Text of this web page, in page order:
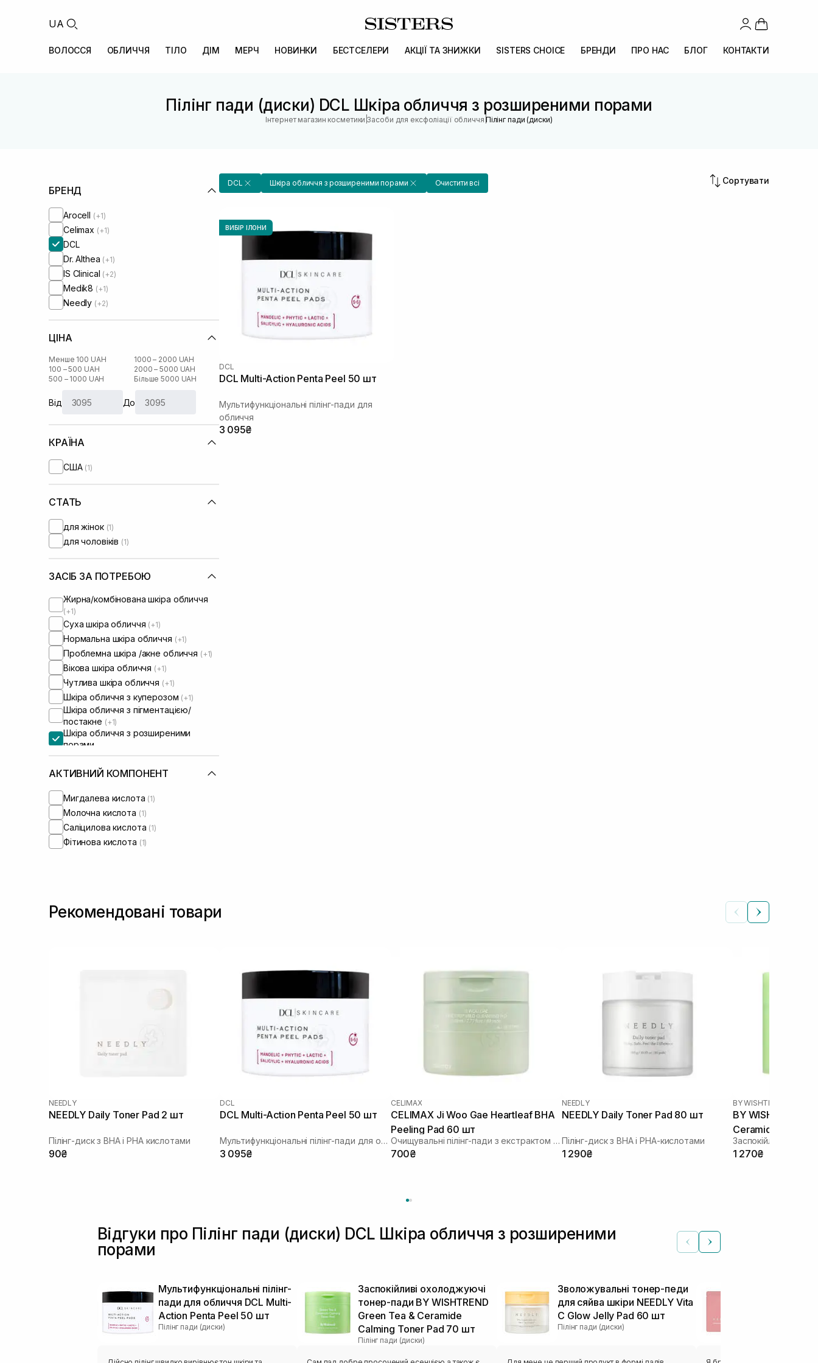
UA
ВОЛОССЯ ОБЛИЧЧЯ ТІЛО ДІМ МЕРЧ НОВИНКИ БЕСТСЕЛЕРИ АКЦІЇ ТА ЗНИЖКИ SISTERS CHOICE БРЕНДИ ПРО НАС БЛОГ КОНТАКТИ
Пілінг пади (диски) DCL Шкіра обличчя з розширеними порами
Інтернет магазин косметики |Засоби для ексфоліації обличчя |Пілінг пади (диски)
БРЕНД
Arocell (+1)
Celimax (+1)
DCL
Dr. Althea (+1)
IS Clinical (+2)
Medik8 (+1)
Needly (+2)
ЦІНА
Менше 100 UAH
100 – 500 UAH
500 – 1000 UAH
1000 – 2000 UAH
2000 – 5000 UAH
Більше 5000 UAH
Від До
КРАЇНА
США (1)
СТАТЬ
для жінок (1)
для чоловіків (1)
ЗАСІБ ЗА ПОТРЕБОЮ
Жирна/комбінована шкіра обличчя
(+1)
Суха шкіра обличчя (+1)
Нормальна шкіра обличчя (+1)
Проблемна шкіра /акне обличчя (+1)
Вікова шкіра обличчя (+1)
Чутлива шкіра обличчя (+1)
Шкіра обличчя з куперозом (+1)
Шкіра обличчя з пігментацією/
постакне (+1)
Шкіра обличчя з розширеними
порами
АКТИВНИЙ КОМПОНЕНТ
Мигдалева кислота (1)
Молочна кислота (1)
Саліцилова кислота (1)
Фітинова кислота (1)
DCL Шкіра обличчя з розширеними порами Очистити всі Сортувати
ВИБІР ІЛОНИ
DCL
DCL Multi-Action Penta Peel 50 шт
Мультифункціональні пілінг-пади для
обличчя
3 095₴
Рекомендовані товари
NEEDLY
NEEDLY Daily Toner Pad 2 шт
Пілінг-диск з BHA і PHA кислотами
90₴
DCL
DCL Multi-Action Penta Peel 50 шт
Мультифункціональні пілінг-пади для обличчя
3 095₴
CELIMAX
CELIMAX Ji Woo Gae Heartleaf BHA
Peeling Pad 60 шт
Очищувальні пілінг-пади з екстрактом хауттюйнії та BHA кислотами
700₴
NEEDLY
NEEDLY Daily Toner Pad 80 шт
Пілінг-диск з BHA і PHA-кислотами
1 290₴
BY WISHTREND
BY WISHTREND
Ceramide
Заспокійливі
1 270₴
Відгуки про Пілінг пади (диски) DCL Шкіра обличчя з розширеними
порами
Мультифункціональні пілінг-
пади для обличчя DCL Multi-
Action Penta Peel 50 шт
Пілінг пади (диски)
Заспокійливі охолоджуючі
тонер-пади BY WISHTREND
Green Tea & Ceramide
Calming Toner Pad 70 шт
Пілінг пади (диски)
Зволожувальні тонер-педи
для сяйва шкіри NEEDLY Vita
C Glow Jelly Pad 60 шт
Пілінг пади (диски)